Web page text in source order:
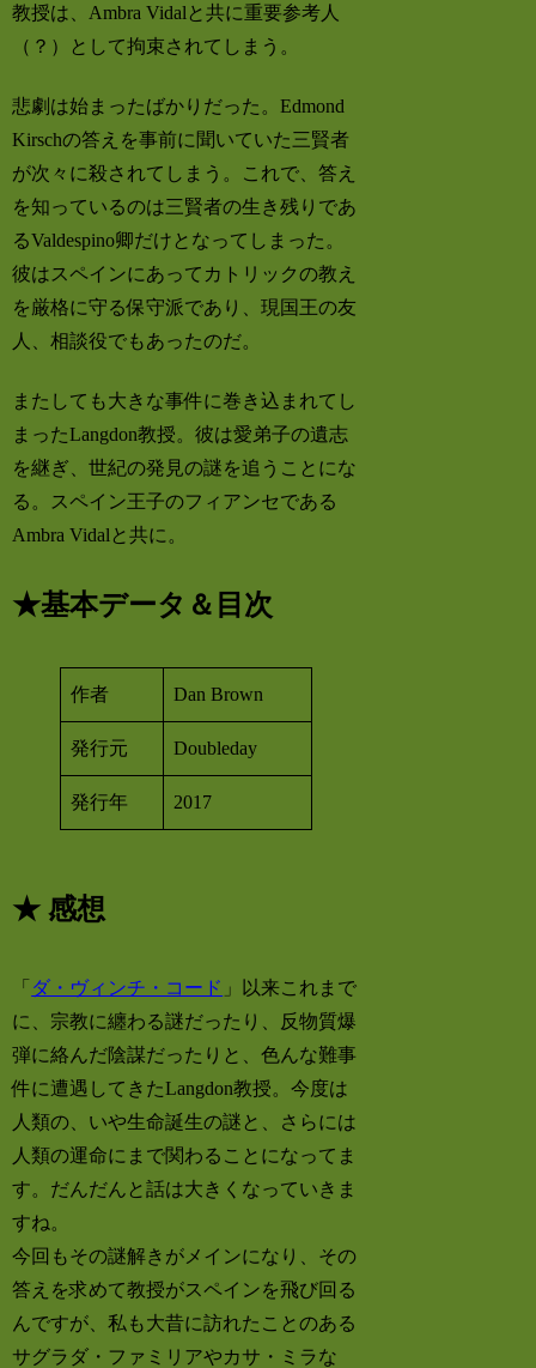
教授は、Ambra Vidalと共に重要参考人
（？）として拘束されてしまう。
悲劇は始まったばかりだった。Edmond
Kirschの答えを事前に聞いていた三賢者
が次々に殺されてしまう。これで、答え
を知っているのは三賢者の生き残りであ
るValdespino卿だけとなってしまった。
彼はスペインにあってカトリックの教え
を厳格に守る保守派であり、現国王の友
人、相談役でもあったのだ。
またしても大きな事件に巻き込まれてし
まったLangdon教授。彼は愛弟子の遺志
を継ぎ、世紀の発見の謎を追うことにな
る。スペイン王子のフィアンセである
Ambra Vidalと共に。
★基本データ＆目次
作者 Dan Brown
発行元 Doubleday
発行年 2017
★ 感想
「 ダ・ヴィンチ・コード 」以来これまで
に、宗教に纏わる謎だったり、反物質爆
弾に絡んだ陰謀だったりと、色んな難事
件に遭遇してきたLangdon教授。今度は
人類の、いや生命誕生の謎と、さらには
人類の運命にまで関わることになってま
す。だんだんと話は大きくなっていきま
すね。
今回もその謎解きがメインになり、その
答えを求めて教授がスペインを飛び回る
んですが、私も大昔に訪れたことのある
サグラダ・ファミリアやカサ・ミラな